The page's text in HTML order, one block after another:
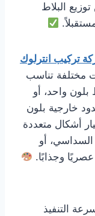
البلاط
تركيب انترلوك
مختلفة تناسب
واحد، أو
خارجية بلون
أشكال متعددة
السداسي، أو
وجذابًا.
التنفيذ